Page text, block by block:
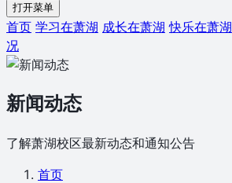
打开菜单
首页 学习在萧湖 成长在萧湖 快乐在萧湖
况
新闻动态
了解萧湖校区最新动态和通知公告
首页